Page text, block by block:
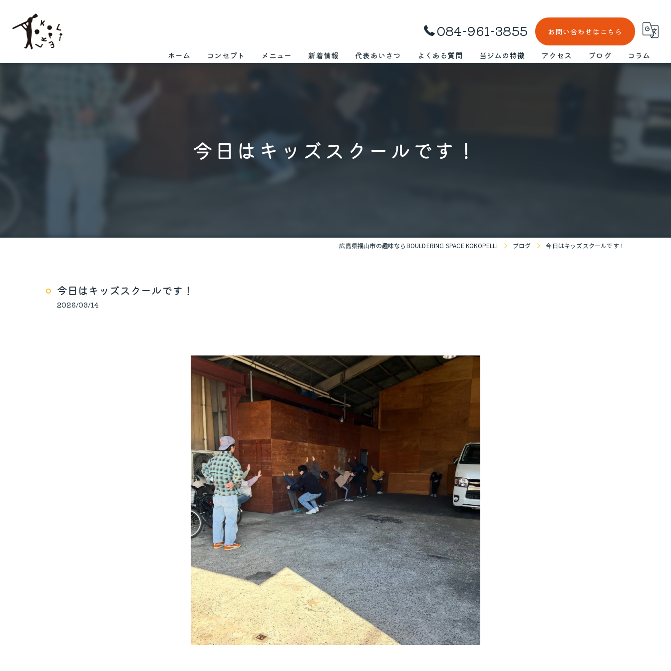
084-961-3855 お問い合わせはこちら
ホーム コンセプト メニュー 新着情報 代表あいさつ よくある質問 当ジムの特徴 アクセス ブログ コラム
今日はキッズスクールです！
広島県福山市の趣味ならBOULDERING SPACE KOKOPELLi ブログ 今日はキッズスクールです！
今日はキッズスクールです！
2026/03/14